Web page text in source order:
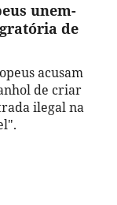
unem-
de
acusam
de criar
ilegal na